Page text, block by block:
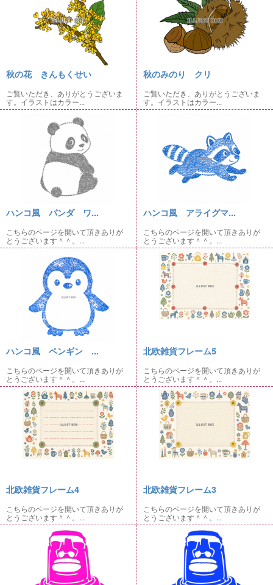
秋の花 きんもくせい
ご覧いただき、ありがとうございま
す。イラストはカラー...
秋のみのり クリ
ご覧いただき、ありがとうございま
す。イラストはカラー...
ハンコ風 パンダ ワ...
こちらのページを開いて頂きありが
とうございます＾＾。...
ハンコ風 アライグマ...
こちらのページを開いて頂きありが
とうございます＾＾。...
ハンコ風 ペンギン ...
こちらのページを開いて頂きありが
とうございます＾＾。...
北欧雑貨フレーム5
こちらのページを開いて頂きありが
とうございます＾＾。...
北欧雑貨フレーム4
こちらのページを開いて頂きありが
とうございます＾＾。...
北欧雑貨フレーム3
こちらのページを開いて頂きありが
とうございます＾＾。...